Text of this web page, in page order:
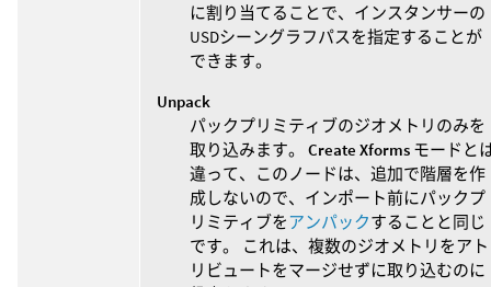
に割り当てることで、インスタンサーの
USDシーングラフパスを指定することが
できます。
Unpack
パックプリミティブのジオメトリのみを
取り込みます。 Create Xforms モードと
違って、このノードは、追加で階層を作
成しないので、インポート前にパックプ
リミティブをアンパックすることと同じ
です。 これは、複数のジオメトリをアト
リビュートをマージせずに取り込むのに